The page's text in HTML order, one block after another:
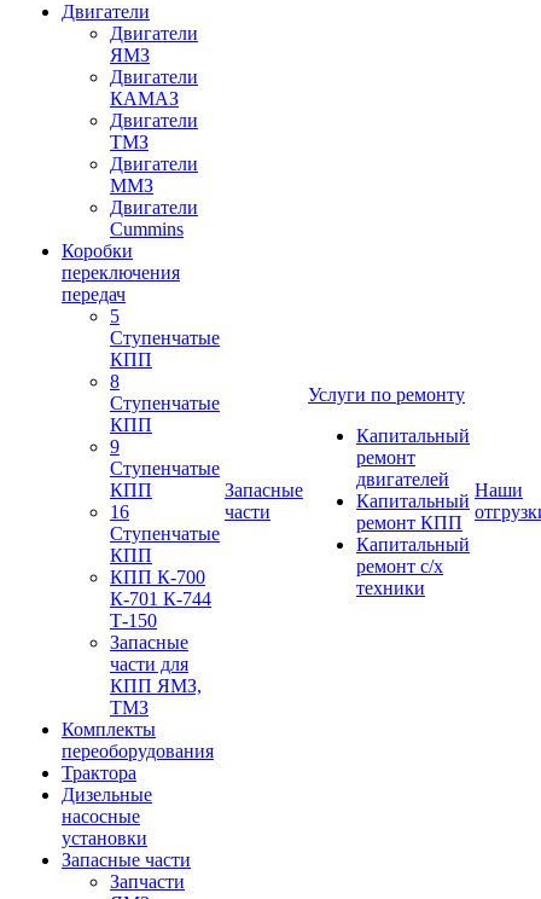
Двигатели
Двигатели
ЯМЗ
Двигатели
КАМАЗ
Двигатели
ТМЗ
Двигатели
ММЗ
Двигатели
Cummins
Коробки
переключения
передач
5
Ступенчатые
КПП
8
Ступенчатые
КПП
9
Ступенчатые
КПП
16
Ступенчатые
КПП
КПП К-700
К-701 К-744
Т-150
Запасные
части для
КПП ЯМЗ,
ТМЗ
Комплекты
переоборудования
Трактора
Дизельные
насосные
установки
Запасные части
Запчасти
Запасные
части
Услуги по ремонту
Капитальный
ремонт
двигателей
Капитальный
ремонт КПП
Капитальный
ремонт с/х
техники
Наши